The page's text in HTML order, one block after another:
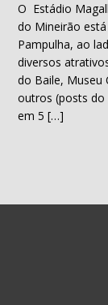
O Estádio
do Mineirão
Pampulha, ao
diversos
do Baile, Museu
outros (posts do
em 5 […]